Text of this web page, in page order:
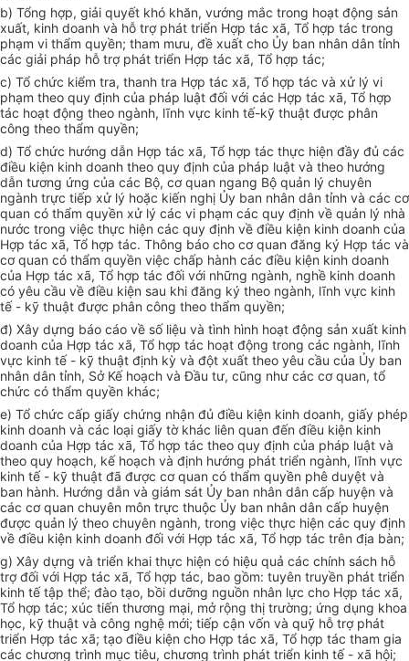
b) Tổng hợp, giải quyết khó khăn, vướng mắc trong hoạt động sản
xuất, kinh doanh và hỗ trợ phát triển Hợp tác xã, Tổ hợp tác trong
phạm vi thẩm quyền; tham mưu, đề xuất cho Ủy ban nhân dân tỉnh
các giải pháp hỗ trợphát triển Hợp tác xã, Tổ hợp tác;
c) Tổ chức kiểm tra, thanh tra Hợp tác xã, Tổ hợp tác và xử lý vi
phạm theo quy định của pháp luật đối với các Hợp tác xã, Tổ hợp
tác hoạt động theo ngành, lĩnh vực kinh tế-kỹ thuật được phân
công theo thẩm quyền;
d) Tổ chức hướng dẫn Hợp tác xã, Tổ hợp tác thực hiện đầy đủ các
điều kiện kinh doanh theo quy định của pháp luật và theo hướng
dẫn tương ứng của các Bộ, cơ quan ngang Bộ quản lý chuyên
ngành trực tiếp xử lý hoặc kiến nghị Ủy ban nhân dân tỉnh và các cơ
quan có thẩm quyền xử lý các vi phạm các quy định về quản lý nhà
nước trong việc thực hiện các quy định về điều kiện kinh doanh của
Hợp tác xã, Tổ hợp tác. Thông báo cho cơ quan đăng ký Hợp tác và
cơquan có thẩm quyền việc chấp hành các điều kiện kinh doanh
của Hợp tác xã, Tổ hợp tác đối với những ngành, nghề kinh doanh
có yêu cầu về điều kiện sau khi đăng ký theo ngành, lĩnh vực kinh
tế- kỹ thuật được phân công theo thẩm quyền;
đ) Xây dựng báo cáo về số liệu và tình hình hoạt động sản xuất kinh
doanh của Hợp tác xã, Tổ hợp tác hoạt động trong các ngành, lĩnh
vực kinh tế- kỹ thuật định kỳ và đột xuất theo yêu cầu của Ủy ban
nhân dân tỉnh, SởKế hoạch và Đầu tư, cũng như các cơquan, tổ
chức có thẩm quyền khác;
e) Tổ chức cấp giấy chứng nhận đủ điều kiện kinh doanh, giấy phép
kinh doanh và các loại giấy tờ khác liên quan đến điều kiện kinh
doanh của Hợp tác xã, Tổ hợp tác theo quy định của pháp luật và
theo quy hoạch, kế hoạch và định hướng phát triển ngành, lĩnh vực
kinh tế - kỹ thuật đã được cơ quan có thẩm quyền phê duyệt và
ban hành. Hướng dẫn và giám sát Ủy ban nhân dân cấp huyện và
các cơ quan chuyên môn trực thuộc Ủy ban nhân dân cấp huyện
được quản lý theo chuyên ngành, trong việc thực hiện các quy định
về điều kiện kinh doanh đối với Hợp tác xã, Tổ hợp tác trên địa bàn;
g) Xây dựng và triển khai thực hiện có hiệu quả các chính sách hỗ
trợ đối với Hợp tác xã, Tổ hợp tác, bao gồm: tuyên truyền phát triển
kinh tếtập thể; đào tạo, bồi dưỡng nguồn nhân lực cho Hợp tác xã,
Tổ hợp tác; xúc tiến thương mại, mở rộng thị trường; ứng dụng khoa
học, kỹ thuật và công nghệ mới; tiếp cận vốn và quỹ hỗ trợ phát
triển Hợp tác xã; tạo điều kiện cho Hợp tác xã, Tổ hợp tác tham gia
các chương trình mục tiêu, chương trình phát triển kinh tế- xã hội;